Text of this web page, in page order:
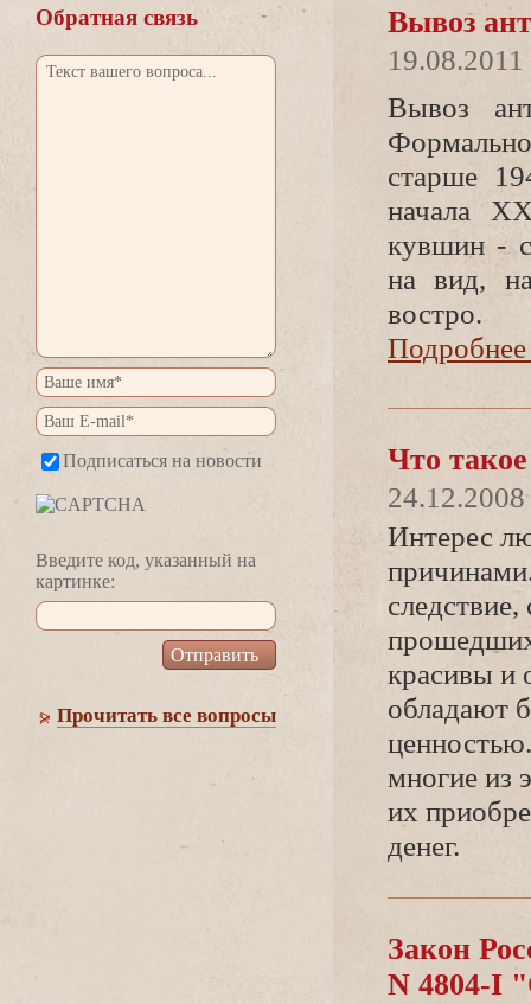
Обратная связь
Подписаться на новости
едите код, указанный на
картинке:
Прочитать все вопросы
ывоз
19.08.2011
ывоз
старше
начала
кувшин -
на вид,
остро.
Подробнее
Что
24.12.2008
Интерес
красивы и
обладают
многие из
их
денег.
Закон
N 4804-I